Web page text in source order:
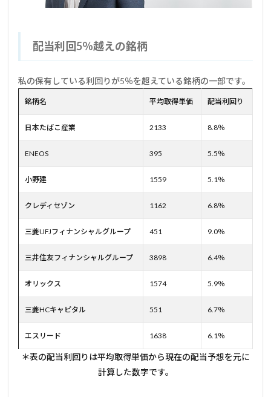
配当利回5％越えの銘柄
私の保有している利回りが5％を超えている銘柄の一部です。
銘柄名 平均取得単価 配当利回り
日本たばこ産業 2133 8.8％
ENEOS 395 5.5％
小野建 1559 5.1％
クレディセゾン 1162 6.8％
三菱UFJフィナンシャルグループ 451 9.0％
三井住友フィナンシャルグループ 3898 6.4％
オリックス 1574 5.9％
三菱HCキャピタル 551 6.7％
エスリード 1638 6.1％
＊表の配当利回りは平均取得単価から現在の配当予想を元に
計算した数字です。